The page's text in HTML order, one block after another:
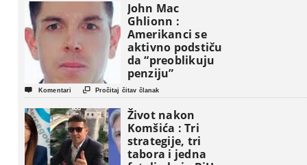
John Mac
Ghlionn :
Amerikanci se
aktivno podstiču
da “preoblikuju
penziju”
 Komentari  Pročitaj čitav članak
Život nakon
Komšića : Tri
strategije, tri
tabora i jedna